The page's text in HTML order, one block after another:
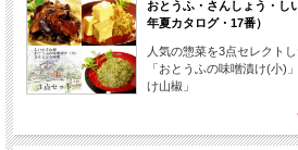
おとうふ・さんしょう・し
年夏カタログ・17番）
人気の惣菜を3点セレクト
「おとうふの味噌漬け(小)
け山椒」